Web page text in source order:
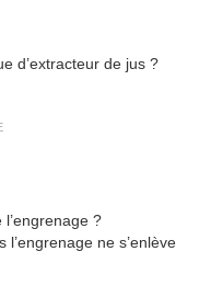
d’extracteur de jus ?
l’engrenage ?
ne s’enlève